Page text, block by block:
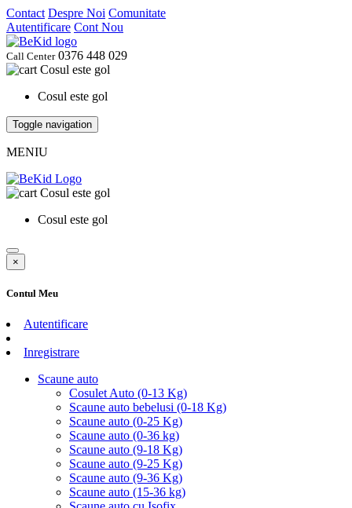
Contact Despre Noi Comunitate
Autentificare Cont Nou
Call Center0376 448 029
Cosul este gol
Cosul este gol
Toggle navigation
MENIU
Cosul este gol
Cosul este gol
×
Contul Meu
Autentificare
Inregistrare
Scaune auto
Cosulet Auto (0-13 Kg)
Scaune auto bebelusi (0-18 Kg)
Scaune auto (0-25 Kg)
Scaune auto (0-36 kg)
Scaune auto (9-18 Kg)
Scaune auto (9-25 Kg)
Scaune auto (9-36 Kg)
Scaune auto (15-36 kg)